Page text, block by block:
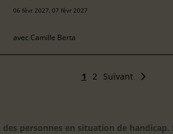
06 févr 2027, 07 févr 2027
avec Camille Berta
1 2 Suivant
des personnes en situation de